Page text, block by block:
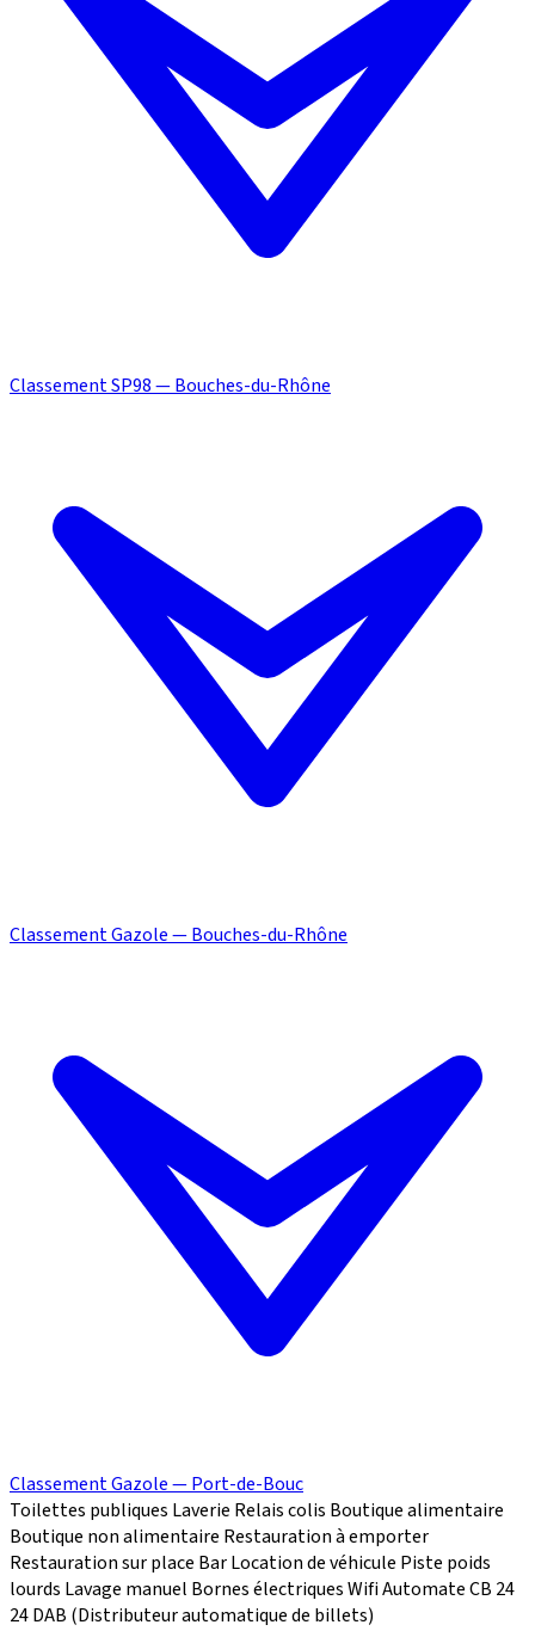
Classement SP98 — Bouches-du-Rhône
Classement Gazole — Bouches-du-Rhône
Classement Gazole — Port-de-Bouc
Toilettes publiques Laverie Relais colis Boutique alimentaire
Boutique non alimentaire Restauration à emporter
Restauration sur place BarLocation de véhicule Piste poids
lourds Lavage manuel Bornes électriquesWifiAutomate CB 24
24DAB (Distributeur automatique de billets)